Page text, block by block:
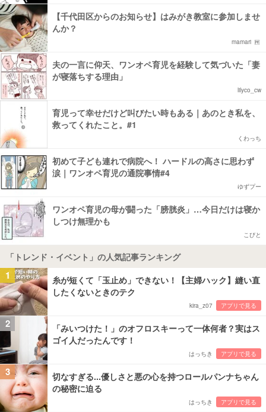
【千代田区からのお知らせ】はみがき教室に参加しませ
んか？
mamari
夫の一言に仰天、ワンオペ育児を経験して気づいた「妻
が寝落ちする理由」
lilyco_cw
育児って幸せだけど叫びたい時もある｜あのとき私を、
救ってくれたこと。#1
くわっち
初めて子ども連れで病院へ！ ハードルの高さに思わず
涙｜ワンオペ育児の通院事情#4
ゆずプー
ワンオペ育児の母が闘った「膀胱炎」…今日だけは寝か
しつけ無理かも
こびと
「トレンド・イベント」の人気記事ランキング
1
糸が短くて「玉止め」できない！【主婦ハック】縫い直
したくないときのテク
kira_z07 アプリで見る
2
「みいつけた！」のオフロスキーって一体何者？実はス
ゴイ人だったんです！
はっちき アプリで見る
3
切なすぎる...優しさと悪の心を持つロールパンナちゃん
の秘密に迫る
はっちき アプリで見る